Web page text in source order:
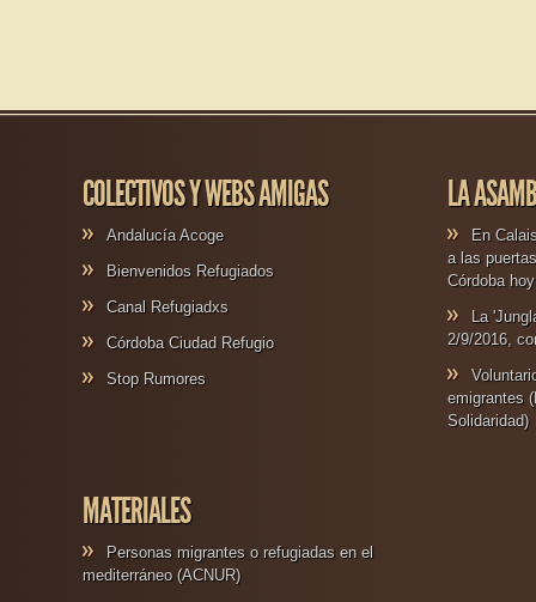
COLECTIVOS Y WEBS AMIGAS
Andalucía Acoge
Bienvenidos Refugiados
Canal Refugiadxs
Córdoba Ciudad Refugio
Stop Rumores
LA
En
a las
Córdoba
La
2/9/2016,
emigrantes
Solidaridad)
MATERIALES
Personas migrantes o refugiadas en el
mediterráneo (ACNUR)